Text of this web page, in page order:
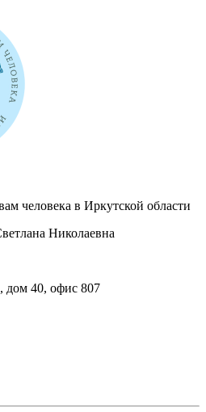
человека в Иркутской области
Николаевна
дом 40, офис 807